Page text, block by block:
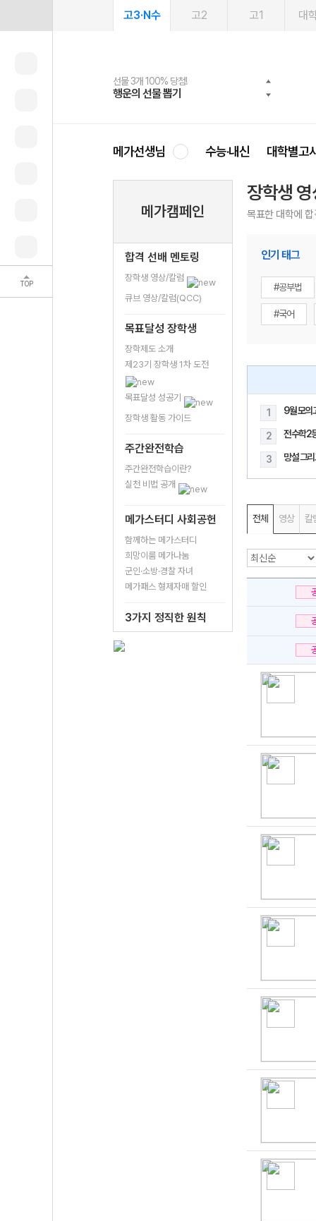
TOP
고3·N수 고2 고1 대
선물 3개 100% 당첨!
행운의 선물 뽑기
선물 100% 증정!
메가스터디 X 올리브
여름방학 스터디 캐시백
메가런 썸머스쿨
2027 러셀 단과
강사 공개선발
스마트러닝앱
설문 EVENT
메가패스
3일 무료 체험권
메가패스 수강생 무료혜택!
메가클럽 멤버십
사회공헌 캠페인
희망이룸 메가나눔
메가선생님 수능·내신 대학별고
메가캠페인
합격 선배 멘토링
장학생 영상/칼럼
큐브 영상/칼럼(QCC)
목표달성 장학생
장학제도 소개
제23기 장학생 1차 도전
목표달성 성공기
장학생 활동 가이드
주간완전학습
주간완전학습이란?
실천 비법 공개
메가스터디 사회공헌
함께하는 메가스터디
희망이룸 메가나눔
군인·소방·경찰 자녀
메가패스 형제자매 할인
3가지 정직한 원칙
장학생
목표한 대학에
인기 태그
#공부법
#국어
1 9월 모의
2 전수학2
3 망설 그
전체 영상 칼